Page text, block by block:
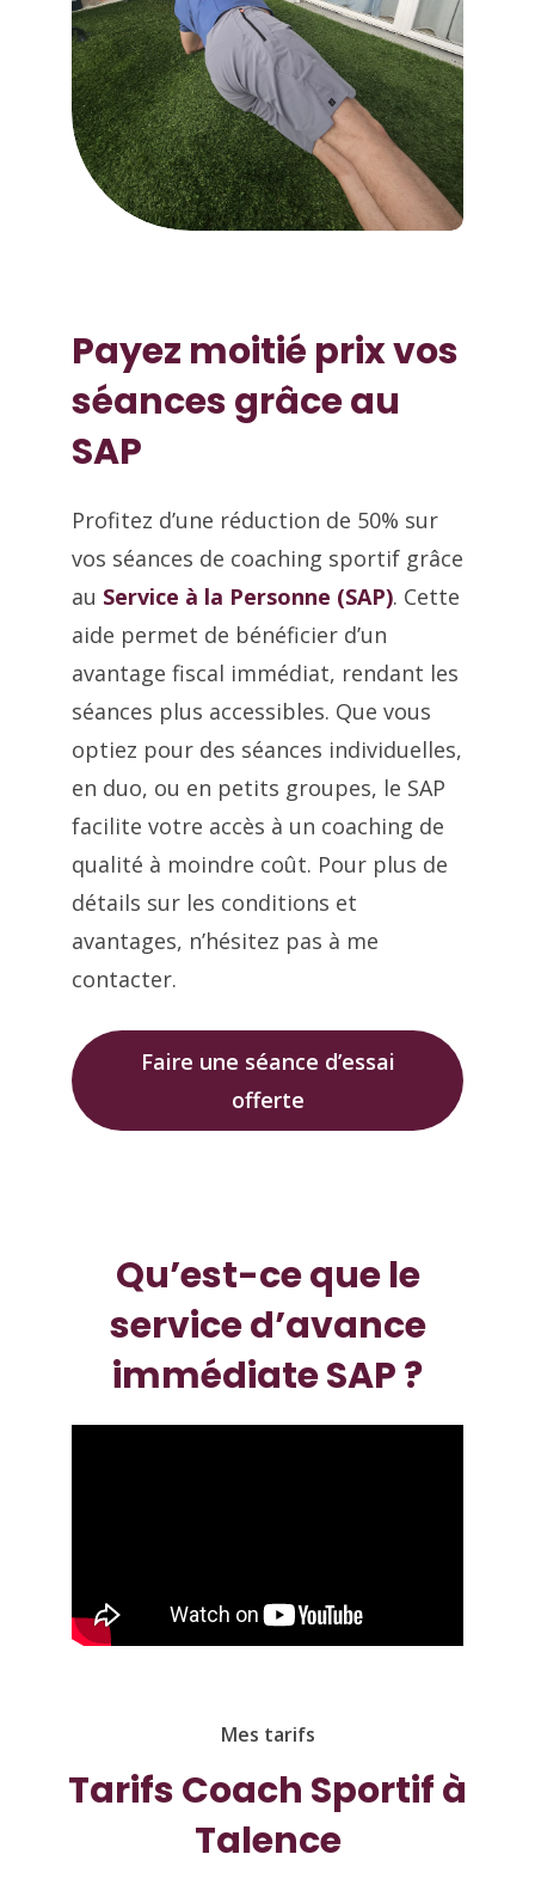
Payez moitié prix vos
séances grâce au
SAP
Profitez d’une réduction de 50% sur
vos séances de coaching sportif grâce
au Service à la Personne (SAP). Cette
aide permet de bénéficier d’un
avantage fiscal immédiat, rendant les
séances plus accessibles. Que vous
optiez pour des séances individuelles,
en duo, ou en petits groupes, le SAP
facilite votre accès à un coaching de
qualité à moindre coût. Pour plus de
détails sur les conditions et
avantages, n’hésitez pas à me
contacter.
Faire une séance d’essai
offerte
Qu’est-ce que le
service d’avance
immédiate SAP ?
Mes tarifs
Tarifs Coach Sportif à
Talence